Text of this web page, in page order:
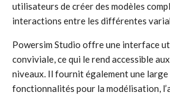
utilisateurs de créer des modèles
interactions entre les différentes
Powersim Studio offre une interface
conviviale, ce qui le rend accessible
niveaux. Il fournit également une large
fonctionnalités pour la modélisation,